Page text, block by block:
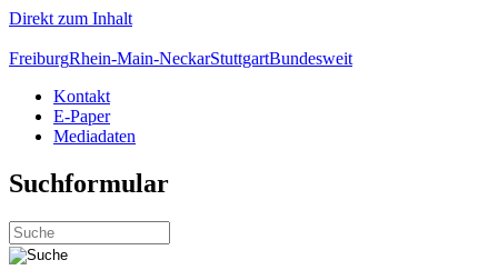
Direkt zum Inhalt
FreiburgRhein-Main-NeckarStuttgartBundesweit
Kontakt
E-Paper
Mediadaten
Suchformular